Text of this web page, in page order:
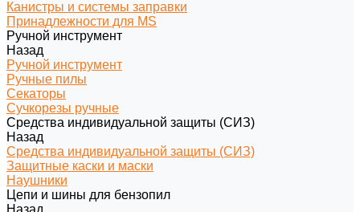
Канистры и системы заправки
Принадлежности для MS
Ручной инструмент
Назад
Ручной инструмент
Ручные пилы
Секаторы
Сучкорезы ручные
Средства индивидуальной защиты (СИЗ)
Назад
Средства индивидуальной защиты (СИЗ)
Защитные каски и маски
Наушники
Цепи и шины для бензопил
Назад